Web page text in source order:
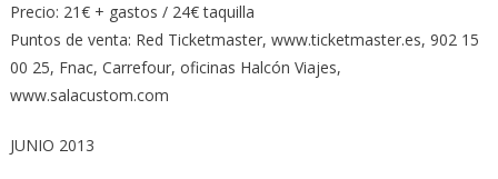
Precio: 21€ + gastos / 24€ taquilla
Puntos de venta: Red Ticketmaster, www.ticketmaster.es, 902 15
00 25, Fnac, Carrefour, oficinas Halcón Viajes,
www.salacustom.com
JUNIO 2013